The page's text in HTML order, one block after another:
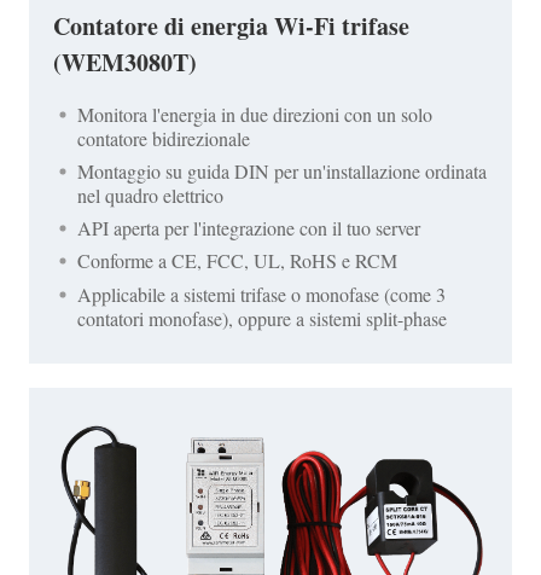
Contatore di energia Wi-Fi trifase
(WEM3080T)
Monitora l'energia in due direzioni con un solo
contatore bidirezionale
Montaggio su guida DIN per un'installazione ordinata
nel quadro elettrico
API aperta per l'integrazione con il tuo server
Conforme a CE, FCC, UL, RoHS e RCM
Applicabile a sistemi trifase o monofase (come 3
contatori monofase), oppure a sistemi split-phase